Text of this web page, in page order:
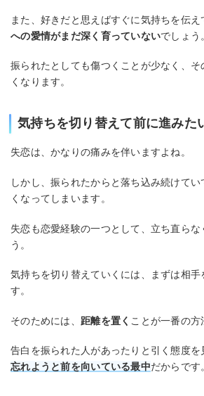
また、好きだと思えばすぐに気持ちを伝え
への愛情がまだ深く育っていないでしょう
振られたとしても傷つくことが少なく、
くなります。
気持ちを切り替えて前に進みた
失恋は、かなりの痛みを伴いますよね。
しかし、振られたからと落ち込み続けて
くなってしまいます。
失恋も恋愛経験の一つとして、立ち直らな
う。
気持ちを切り替えていくには、まずは相手
す。
そのためには、 距離を置く ことが一番の方
告白を振られた人があったりと引く態度を
忘れようと前を向いている最中だからです